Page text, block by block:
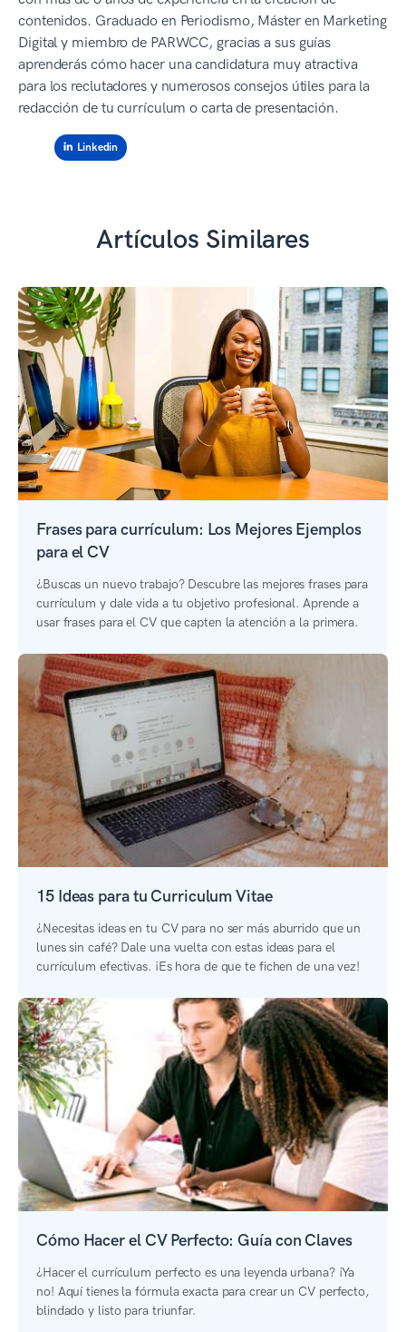
contenidos. Graduado en Periodismo, Máster en Marketing
Digital y miembro de PARWCC, gracias a sus guías
aprenderás cómo hacer una candidatura muy atractiva
para los reclutadores y numerosos consejos útiles para la
redacción de tu currículum o carta de presentación.
Linkedin
Artículos Similares
Frases para currículum: Los Mejores Ejemplos
para el CV
¿Buscas un nuevo trabajo? Descubre las mejores frases para
currículum y dale vida a tu objetivo profesional. Aprende a
usar frases para el CV que capten la atención a la primera.
15 Ideas para tu Curriculum Vitae
¿Necesitas ideas en tu CV para no ser más aburrido que un
lunes sin café? Dale una vuelta con estas ideas para el
currículum efectivas. ¡Es hora de que te fichen de una vez!
Cómo Hacer el CV Perfecto: Guía con Claves
¿Hacer el currículum perfecto es una leyenda urbana? ¡Ya
no! Aquí tienes la fórmula exacta para crear un CV perfecto,
blindado y listo para triunfar.